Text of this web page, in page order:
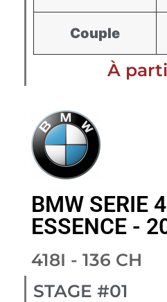
Couple
À
BMW SERIE
ESSENCE -
418I - 136 CH
STAGE #01